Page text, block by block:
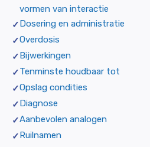
vormen van interactie
Dosering en administratie
Overdosis
Bijwerkingen
Tenminste houdbaar tot
Opslag condities
Diagnose
Aanbevolen analogen
Ruilnamen